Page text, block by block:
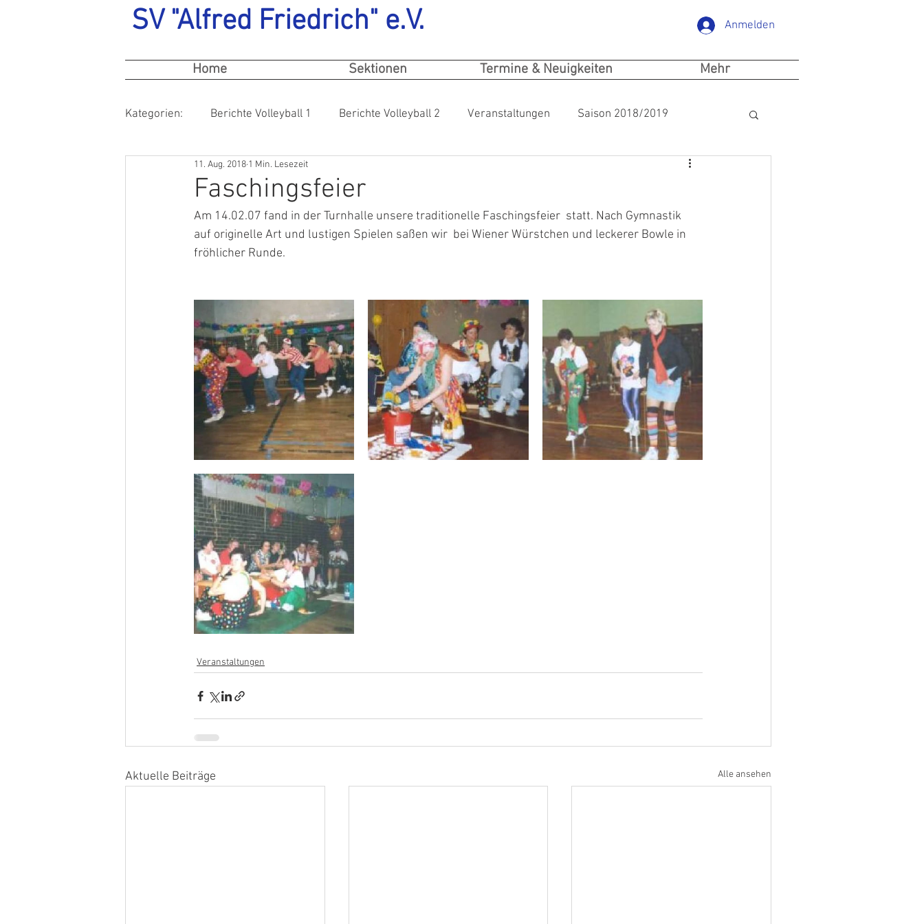
SV "Alfred Friedrich" e.V. Anmelden
Home Sektionen Termine & Neuigkeiten Mehr
Kategorien: Berichte Volleyball 1 Berichte Volleyball 2 Veranstaltungen Saison 2018/2019
Faschingsfeier
11. Aug. 2018 1 Min. Lesezeit
Am 14.02.07 fand in der Turnhalle unsere traditionelle Faschingsfeier  statt. Nach Gymnastik
auf originelle Art und lustigen Spielen saßen wir  bei Wiener Würstchen und leckerer Bowle in
fröhlicher Runde.
Veranstaltungen
Aktuelle Beiträge Alle ansehen